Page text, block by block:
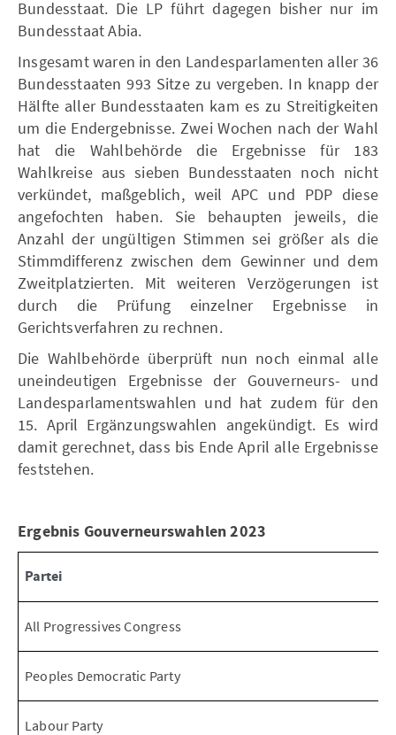
Bundesstaat. Die LP führt dagegen bisher nur im
Bundesstaat Abia.
Insgesamt waren in den Landesparlamenten aller 36
Bundesstaaten 993 Sitze zu vergeben. In knapp der
Hälfte aller Bundesstaaten kam es zu Streitigkeiten
um die Endergebnisse. Zwei Wochen nach der Wahl
hat die Wahlbehörde die Ergebnisse für 183
Wahlkreise aus sieben Bundesstaaten noch nicht
verkündet, maßgeblich, weil APC und PDP diese
angefochten haben. Sie behaupten jeweils, die
Anzahl der ungültigen Stimmen sei größer als die
Stimmdifferenz zwischen dem Gewinner und dem
Zweitplatzierten. Mit weiteren Verzögerungen ist
durch die Prüfung einzelner Ergebnisse in
Gerichtsverfahren zu rechnen.
Die Wahlbehörde überprüft nun noch einmal alle
uneindeutigen Ergebnisse der Gouverneurs- und
Landesparlamentswahlen und hat zudem für den
15. April Ergänzungswahlen angekündigt. Es wird
damit gerechnet, dass bis Ende April alle Ergebnisse
feststehen.
Ergebnis Gouverneurswahlen 2023
Partei
All Progressives Congress
Peoples Democratic Party
Labour Party